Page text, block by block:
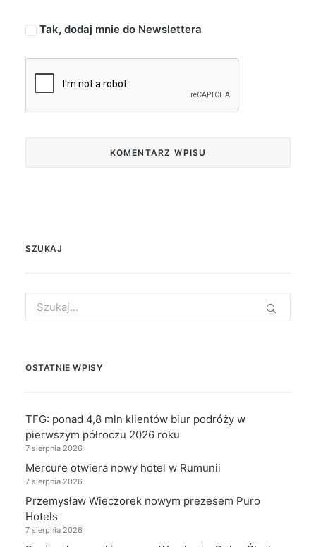
Tak, dodaj mnie do Newslettera
SZUKAJ
for:
OSTATNIE WPISY
TFG: ponad 4,8 mln klientów biur podróży w
pierwszym półroczu 2026 roku
7 sierpnia 2026
Mercure otwiera nowy hotel w Rumunii
7 sierpnia 2026
Przemysław Wieczorek nowym prezesem Puro
Hotels
7 sierpnia 2026